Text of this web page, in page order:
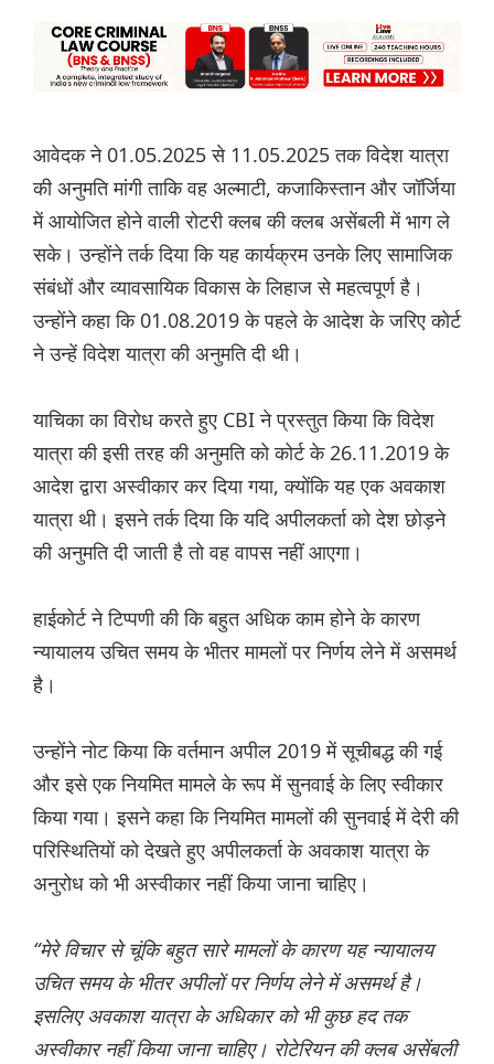
आवेदक ने 01.05.2025 से 11.05.2025 तक विदेश यात्रा
की अनुमति मांगी ताकि वह अल्माटी, कजाकिस्तान और जॉर्जिया
में आयोजित होने वाली रोटरी क्लब की क्लब असेंबली में भाग ले
सके। उन्होंने तर्क दिया कि यह कार्यक्रम उनके लिए सामाजिक
संबंधों और व्यावसायिक विकास के लिहाज से महत्वपूर्ण है।
उन्होंने कहा कि 01.08.2019 के पहले के आदेश के जरिए कोर्ट
ने उन्हें विदेश यात्रा की अनुमति दी थी।
याचिका का विरोध करते हुए CBI ने प्रस्तुत किया कि विदेश
यात्रा की इसी तरह की अनुमति को कोर्ट के 26.11.2019 के
आदेश द्वारा अस्वीकार कर दिया गया, क्योंकि यह एक अवकाश
यात्रा थी। इसने तर्क दिया कि यदि अपीलकर्ता को देश छोड़ने
की अनुमति दी जाती है तो वह वापस नहीं आएगा।
हाईकोर्ट ने टिप्पणी की कि बहुत अधिक काम होने के कारण
न्यायालय उचित समय के भीतर मामलों पर निर्णय लेने में असमर्थ
है।
उन्होंने नोट किया कि वर्तमान अपील 2019 में सूचीबद्ध की गई
और इसे एक नियमित मामले के रूप में सुनवाई के लिए स्वीकार
किया गया। इसने कहा कि नियमित मामलों की सुनवाई में देरी की
परिस्थितियों को देखते हुए अपीलकर्ता के अवकाश यात्रा के
अनुरोध को भी अस्वीकार नहीं किया जाना चाहिए।
“मेरे विचार से चूंकि बहुत सारे मामलों के कारण यह न्यायालय
उचित समय के भीतर अपीलों पर निर्णय लेने में असमर्थ है।
इसलिए अवकाश यात्रा के अधिकार को भी कुछ हद तक
अस्वीकार नहीं किया जाना चाहिए। रोटेरियन की क्लब असेंबली